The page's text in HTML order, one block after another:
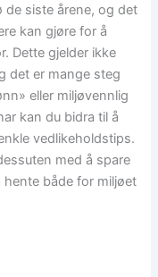
de siste årene, og det
kan gjøre for å
Dette gjelder ikke
det er mange steg
eller miljøvennlig
kan du bidra til å
vedlikeholdstips.
med å spare
hente både for miljøet